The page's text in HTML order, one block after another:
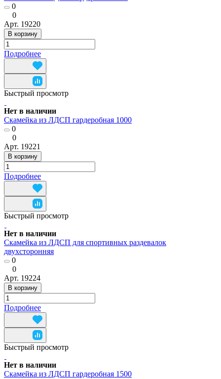
0
0
Арт. 19220
В корзину
Подробнее
Быстрый просмотр
Нет в наличии
Скамейка из ЛДСП гардеробная 1000
0
0
Арт. 19221
В корзину
Подробнее
Быстрый просмотр
Нет в наличии
Скамейка из ЛДСП для спортивных раздевалок
двухсторонняя
0
0
Арт. 19224
В корзину
Подробнее
Быстрый просмотр
Нет в наличии
Скамейка из ЛДСП гардеробная 1500